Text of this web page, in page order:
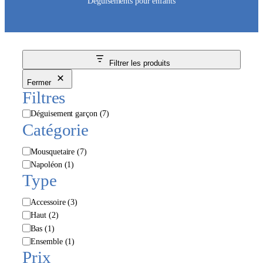
Filtrer les produits
Fermer
Filtres
M
a
r
q
u
e
Déguisement garçon (7)
Catégorie
C
a
t
é
g
o
r
i
e
Mousquetaire(7)
Napoléon (1)
Type
É
t
i
q
u
Accessoire(3)
Haut (2)
Bas(1)
Ensemble (1)
Prix